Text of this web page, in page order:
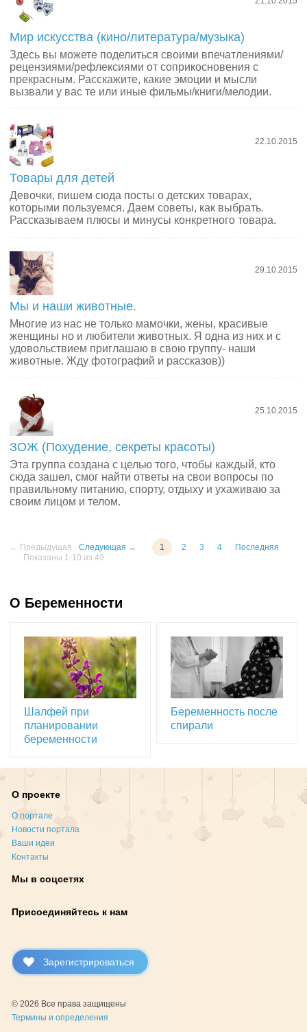
Мир искусства (кино/литература/музыка)
Здесь вы можете поделиться своими впечатлениями/
рецензиями/рефлексиями от соприкосновения с
прекрасным. Расскажите, какие эмоции и мысли
вызвали у вас те или иные фильмы/книги/мелодии.
22.10.2015
Товары для детей
Девочки, пишем сюда посты о детских товарах,
которыми пользуемся. Даем советы, как выбрать.
Рассказываем плюсы и минусы конкретного товара.
29.10.2015
Мы и наши животные.
Многие из нас не только мамочки, жены, красивые
женщины но и любители животных. Я одна из них и с
удовольствием приглашаю в свою группу- наши
животные. Жду фотографий и рассказов))
25.10.2015
ЗОЖ (Похудение, секреты красоты)
Эта группа создана с целью того, чтобы каждый, кто
сюда зашел, смог найти ответы на свои вопросы по
правильному питанию, спорту, отдыху и ухаживаю за
своим лицом и телом.
← Предыдущая Следующая → 1 2 3 4
Последняя
Показаны 1-10 из 49
О Беременности
Шалфей при
планировании
беременности
Беременность после
спирали
О проекте
О портале
Новости портала
Ваши идеи
Контакты
Мы в соцсетях
Присоединяйтесь к нам
Зарегистрироваться
© 2026 Все права защищены
Термины и определения